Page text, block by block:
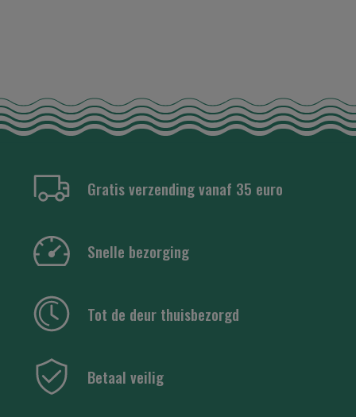
Gratis verzending vanaf 35 euro
Snelle bezorging
Tot de deur thuisbezorgd
Betaal veilig